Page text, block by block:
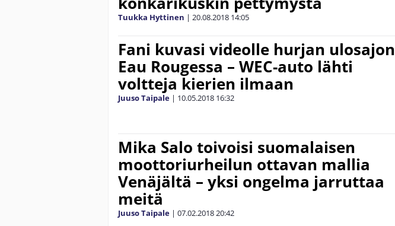
Tuukka Hyttinen | 20.08.2018 14:05
Fani kuvasi videolle hurjan ulosajon
Eau Rougessa – WEC-auto lähti
voltteja kierien ilmaan
Juuso Taipale | 10.05.2018 16:32
Mika Salo toivoisi suomalaisen
moottoriurheilun ottavan mallia
Venäjältä – yksi ongelma jarruttaa
meitä
Juuso Taipale | 07.02.201820:42